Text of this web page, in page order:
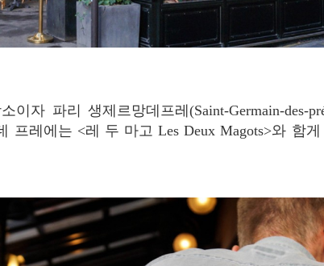
프레에는 <레 두 마고 Les Deux Magots>와 함